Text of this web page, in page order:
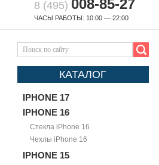
8 (495) 008-85-27
ЧАСЫ РАБОТЫ: 10:00 — 22:00
КАТАЛОГ
IPHONE 17
IPHONE 16
Стекла iPhone 16
Чехлы iPhone 16
IPHONE 15